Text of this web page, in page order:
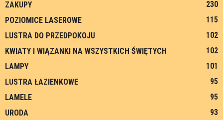
ZAKUPY
230
POZIOMICE LASEROWE
115
LUSTRA DO PRZEDPOKOJU
102
KWIATY I WIĄZANKI NA WSZYSTKICH ŚWIĘTYCH
102
LAMPY
101
LUSTRA ŁAZIENKOWE
95
LAMELE
95
URODA
93